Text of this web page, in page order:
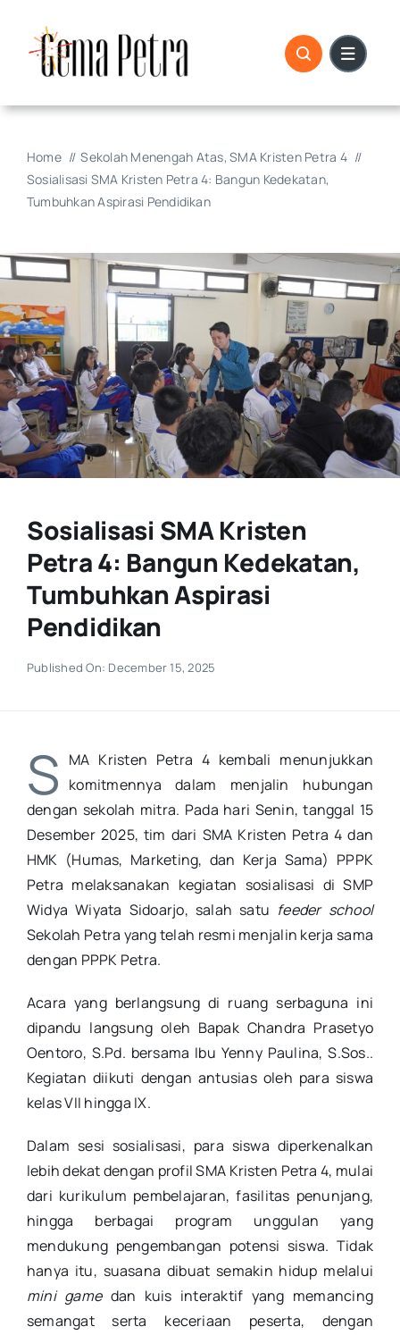
content
Home Sekolah Menengah Atas SMA Kristen Petra 4
Sosialisasi SMA Kristen Petra 4: Bangun Kedekatan,
Tumbuhkan Aspirasi Pendidikan
Sosialisasi SMA Kristen
Petra 4: Bangun Kedekatan,
Tumbuhkan Aspirasi
Pendidikan
Published On: December 15, 2025
S MA Kristen Petra 4 kembali menunjukkan
komitmennya dalam menjalin hubungan
dengan sekolah mitra. Pada hari Senin, tanggal 15
Desember 2025, tim dari SMA Kristen Petra 4 dan
HMK (Humas, Marketing, dan Kerja Sama) PPPK
Petra melaksanakan kegiatan sosialisasi di SMP
Widya Wiyata Sidoarjo, salah satu feeder school
Sekolah Petra yang telah resmi menjalin kerja sama
dengan PPPK Petra.
Acara yang berlangsung di ruang serbaguna ini
dipandu langsung oleh Bapak Chandra Prasetyo
Oentoro, S.Pd. bersama Ibu Yenny Paulina, S.Sos..
Kegiatan diikuti dengan antusias oleh para siswa
kelas VII hingga IX.
Dalam sesi sosialisasi, para siswa diperkenalkan
lebih dekat dengan profil SMA Kristen Petra 4, mulai
dari kurikulum pembelajaran, fasilitas penunjang,
hingga berbagai program unggulan yang
mendukung pengembangan potensi siswa. Tidak
hanya itu, suasana dibuat semakin hidup melalui
mini gamedan kuis interaktif yang memancing
semangat serta keceriaan peserta, dengan